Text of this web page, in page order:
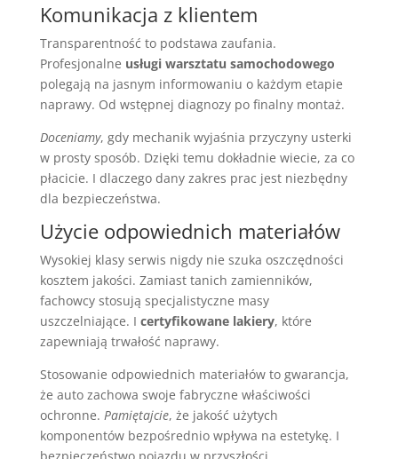
Komunikacja z klientem
Transparentność to podstawa zaufania.
Profesjonalne usługi warsztatu samochodowego
polegają na jasnym informowaniu o każdym etapie
naprawy. Od wstępnej diagnozy po finalny montaż.
Doceniamy, gdy mechanik wyjaśnia przyczyny usterki
w prosty sposób. Dzięki temu dokładnie wiecie, za co
płacicie. I dlaczego dany zakres prac jest niezbędny
dla bezpieczeństwa.
Użycie odpowiednich materiałów
Wysokiej klasy serwis nigdy nie szuka oszczędności
kosztem jakości. Zamiast tanich zamienników,
fachowcy stosują specjalistyczne masy
uszczelniające. I certyfikowane lakiery, które
zapewniają trwałość naprawy.
Stosowanie odpowiednich materiałów to gwarancja,
że auto zachowa swoje fabryczne właściwości
ochronne. Pamiętajcie, że jakość użytych
komponentów bezpośrednio wpływa na estetykę. I